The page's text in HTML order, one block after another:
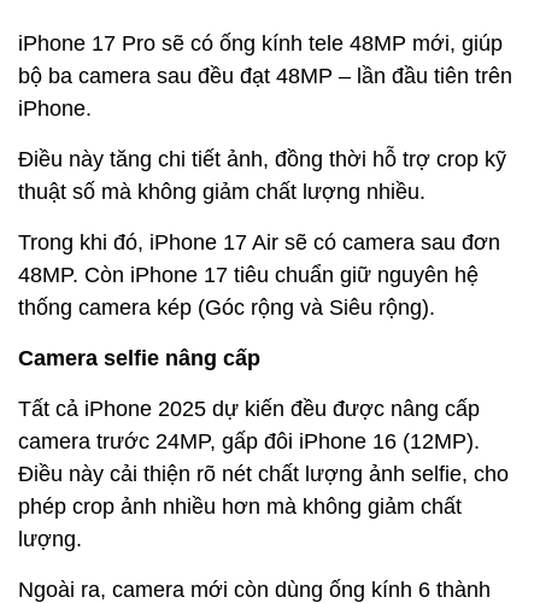
iPhone 17 Pro sẽ có ống kính tele 48MP mới, giúp
bộ ba camera sau đều đạt 48MP – lần đầu tiên trên
iPhone.
Điều này tăng chi tiết ảnh, đồng thời hỗ trợ crop kỹ
thuật số mà không giảm chất lượng nhiều.
Trong khi đó, iPhone 17 Air sẽ có camera sau đơn
48MP. Còn iPhone 17 tiêu chuẩn giữ nguyên hệ
thống camera kép (Góc rộng và Siêu rộng).
Camera selfie nâng cấp
Tất cả iPhone 2025 dự kiến đều được nâng cấp
camera trước 24MP, gấp đôi iPhone 16 (12MP).
Điều này cải thiện rõ nét chất lượng ảnh selfie, cho
phép crop ảnh nhiều hơn mà không giảm chất
lượng.
Ngoài ra, camera mới còn dùng ống kính 6 thành